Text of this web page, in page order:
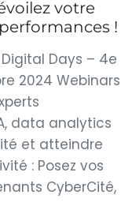
votre
!
Digital Days – 4e
2024 Webinars
data analytics
et atteindre
: Posez vos
CyberCité,